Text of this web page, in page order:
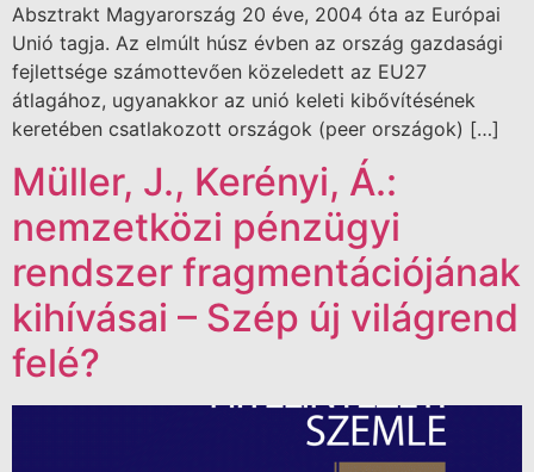
Absztrakt Magyarország 20 éve, 2004 óta az Európai
Unió tagja. Az elmúlt húsz évben az ország gazdasági
fejlettsége számottevően közeledett az EU27
átlagához, ugyanakkor az unió keleti kibővítésének
keretében csatlakozott országok (peer országok) […]
Müller, J., Kerényi, Á.:
nemzetközi pénzügyi
rendszer fragmentációjának
kihívásai – Szép új világrend
felé?